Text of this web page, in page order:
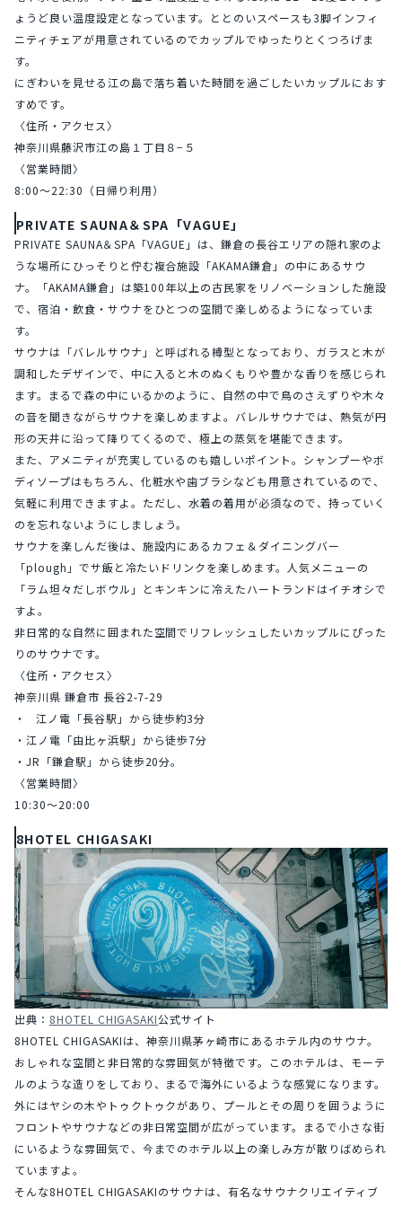
ょうど良い温度設定となっています。ととのいスペースも3脚インフィ
ニティチェアが用意されているのでカップルでゆったりとくつろげま
す。
にぎわいを見せる江の島で落ち着いた時間を過ごしたいカップルにおす
すめです。
〈住所・アクセス〉
神奈川県藤沢市江の島１丁目８−５
〈営業時間〉
8:00～22:30（日帰り利用）
PRIVATE SAUNA＆SPA「VAGUE」
PRIVATE SAUNA＆SPA「VAGUE」は、鎌倉の長谷エリアの隠れ家のよ
うな場所にひっそりと佇む複合施設「AKAMA鎌倉」の中にあるサウ
ナ。「AKAMA鎌倉」は築100年以上の古民家をリノベーションした施設
で、宿泊・飲食・サウナをひとつの空間で楽しめるようになっていま
す。
サウナは「バレルサウナ」と呼ばれる樽型となっており、ガラスと木が
調和したデザインで、中に入ると木のぬくもりや豊かな香りを感じられ
ます。まるで森の中にいるかのように、自然の中で鳥のさえずりや木々
の音を聞きながらサウナを楽しめますよ。バレルサウナでは、熱気が円
形の天井に沿って降りてくるので、極上の蒸気を堪能できます。
また、アメニティが充実しているのも嬉しいポイント。シャンプーやボ
ディソープはもちろん、化粧水や歯ブラシなども用意されているので、
気軽に利用できますよ。ただし、水着の着用が必須なので、持っていく
のを忘れないようにしましょう。
サウナを楽しんだ後は、施設内にあるカフェ＆ダイニングバー
「plough」でサ飯と冷たいドリンクを楽しめます。人気メニューの
「ラム坦々だしボウル」とキンキンに冷えたハートランドはイチオシで
すよ。
非日常的な自然に囲まれた空間でリフレッシュしたいカップルにぴった
りのサウナです。
〈住所・アクセス〉
神奈川県 鎌倉市 長谷2-7-29
・	江ノ電「長谷駅」から徒歩約3分
・江ノ電「由比ヶ浜駅」から徒歩7分
・JR「鎌倉駅」から徒歩20分。
〈営業時間〉
10:30〜20:00
8HOTEL CHIGASAKI
出典： 8HOTEL CHIGASAKI公式サイト
8HOTEL CHIGASAKIは、神奈川県茅ヶ崎市にあるホテル内のサウナ。
おしゃれな空間と非日常的な雰囲気が特徴です。このホテルは、モーテ
ルのような造りをしており、まるで海外にいるような感覚になります。
外にはヤシの木やトゥクトゥクがあり、プールとその周りを囲うように
フロントやサウナなどの非日常空間が広がっています。まるで小さな街
にいるような雰囲気で、今までのホテル以上の楽しみ方が散りばめられ
ていますよ。
そんな8HOTEL CHIGASAKIのサウナは、有名なサウナクリエイティブ